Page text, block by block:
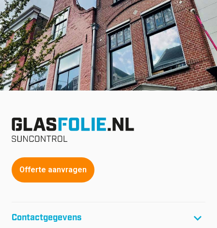
Offerte aanvragen
Contactgegevens